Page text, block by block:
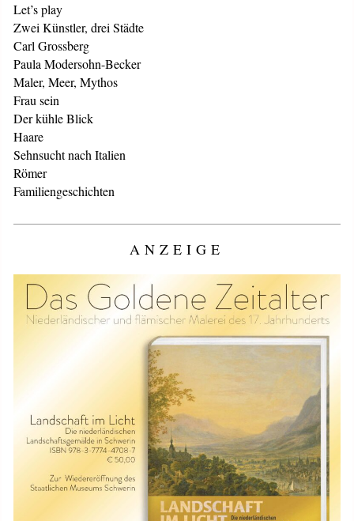
Let’s play
Zwei Künstler, drei Städte
Carl Grossberg
Paula Modersohn-Becker
Maler, Meer, Mythos
Frau sein
Der kühle Blick
Haare
Sehnsucht nach Italien
Römer
Familiengeschichten
ANZEIGE